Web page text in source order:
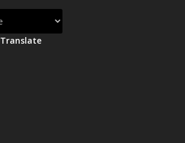
Translate